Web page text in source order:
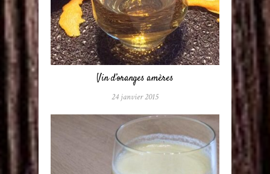
Vin d’oranges amères
24 janvier 2015